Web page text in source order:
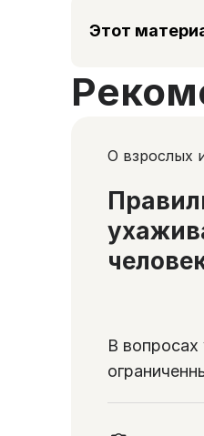
Этот
О взрослых
В